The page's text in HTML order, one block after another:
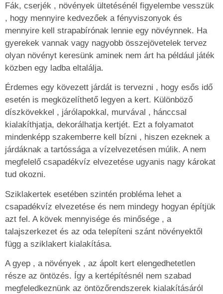
Fák, cserjék , növények ültetésénél figyelembe vesszük
, hogy mennyire kedvezőek a fényviszonyok és
mennyire kell strapabírónak lennie egy növéynnek. Ha
gyerekek vannak vagy nagyobb összejövetelek tervez
olyan növényt keresünk aminek nem árt ha például játék
közben egy ladba eltalálja.
Érdemes egy kövezett járdát is tervezni , hogy esős idő
esetén is megközelíthető legyen a kert. Különböző
díszkövekkel , járólapokkal, murvával , hánccsal
kialakíthjatja, dekorálhatja kertjét. Ezt a folyamatot
mindenképp szakemberre kell bízni , hiszen ezeknek a
járdáknak a tartóssága a vízelvezetésen múlik. A nem
megfelelő csapadékvíz elvezetése ugyanis nagy károkat
tud okozni.
Sziklakertek esetében szintén probléma lehet a
csapadékvíz elvezetése és nem mindegy hogyan építjük
azt fel. A kövek mennyisége és minősége , a
talajszerkezet és az oda telepíteni szánt növényektől
függ a sziklakert kialakítása.
A gyep , a növények , az ápolt kert elengedhetetlen
része az öntözés. Így a kertépítésnél nem szabad
megfeledkeznünk az öntözőrendszerek kialakításáról